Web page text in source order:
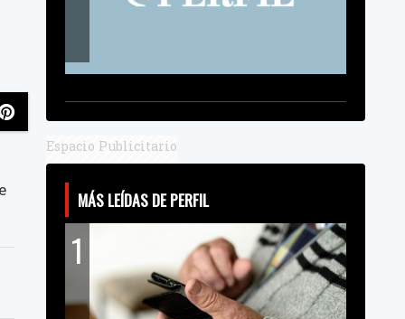
Espacio Publicitario
MÁS LEÍDAS DE PERFIL
1